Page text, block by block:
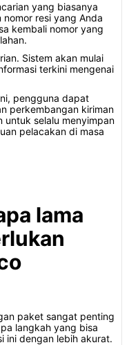
yang biasanya
resi yang Anda
kembali nomor yang
Sistem akan mulai
terkini mengenai
pengguna dapat
perkembangan kiriman
untuk selalu menyimpan
pelacakan di masa
lama
paket sangat penting
langkah yang bisa
ini dengan lebih akurat.